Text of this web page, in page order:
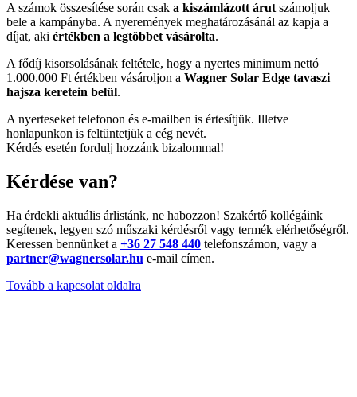
A számok összesítése során csak a kiszámlázott árutszámoljuk
bele a kampányba. A nyeremények meghatározásánál az kapja a
díjat, aki értékben a legtöbbet vásárolta.
A fődíj kisorsolásának feltétele, hogy a nyertes minimum nettó
1.000.000 Ft értékben vásároljon a Wagner Solar Edge tavaszi
hajsza keretein belül.
A nyerteseket telefonon és e-mailben is értesítjük. Illetve
honlapunkon is feltüntetjük a cég nevét.
Kérdés esetén fordulj hozzánk bizalommal!
Kérdése van?
Ha érdekli aktuális árlistánk, ne habozzon! Szakértő kollégáink
segítenek, legyen szó műszaki kérdésről vagy termék elérhetőségről.
Keressen bennünket a +36 27 548 440 telefonszámon, vagy a
partner@wagnersolar.hu e-mail címen.
Tovább a kapcsolat oldalra